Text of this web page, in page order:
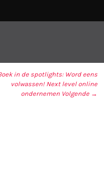
in de spotlights: Word eens
volwassen! Next level online
ondernemen Volgende →